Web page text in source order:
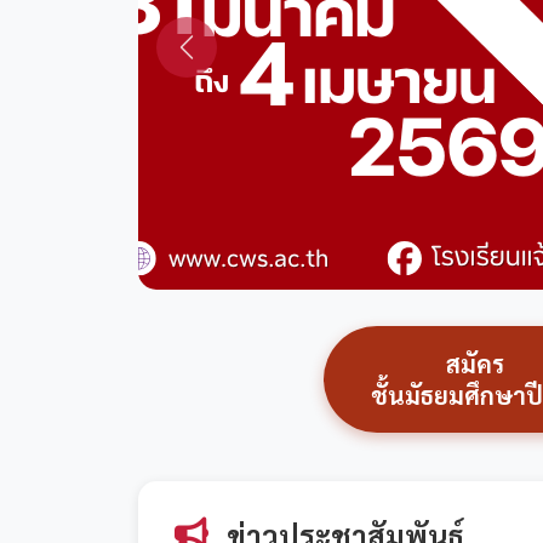
สมัคร
ชั้นมัธยมศึกษา
ข่าวประชาสัมพันธ์